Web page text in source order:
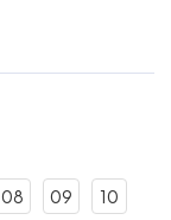
08 09 10